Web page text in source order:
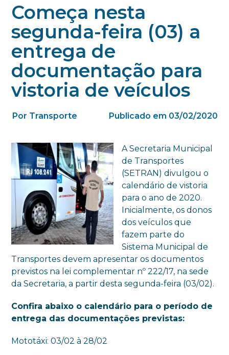
Começa nesta
segunda-feira (03) a
entrega de
documentação para
vistoria de veículos
Por Transporte Publicado em 03/02/2020
A Secretaria Municipal
de Transportes
(SETRAN) divulgou o
calendário de vistoria
para o ano de 2020.
Inicialmente, os donos
dos veículos que
fazem parte do
Sistema Municipal de
Transportes devem apresentar os documentos
previstos na lei complementar nº 222/17, na sede
da Secretaria, a partir desta segunda-feira (03/02).
Confira abaixo o calendário para o período de
entrega das documentações previstas:
Mototáxi: 03/02 à 28/02